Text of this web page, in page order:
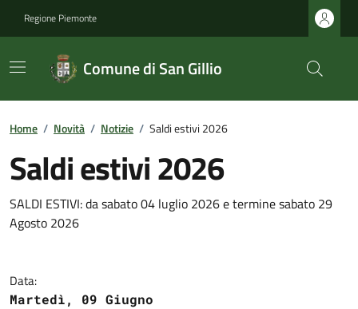
Regione Piemonte
Comune di San Gillio
Home / Novità / Notizie / Saldi estivi 2026
Saldi estivi 2026
SALDI ESTIVI: da sabato 04 luglio 2026 e termine sabato 29
Agosto 2026
Data:
Martedì, 09 Giugno